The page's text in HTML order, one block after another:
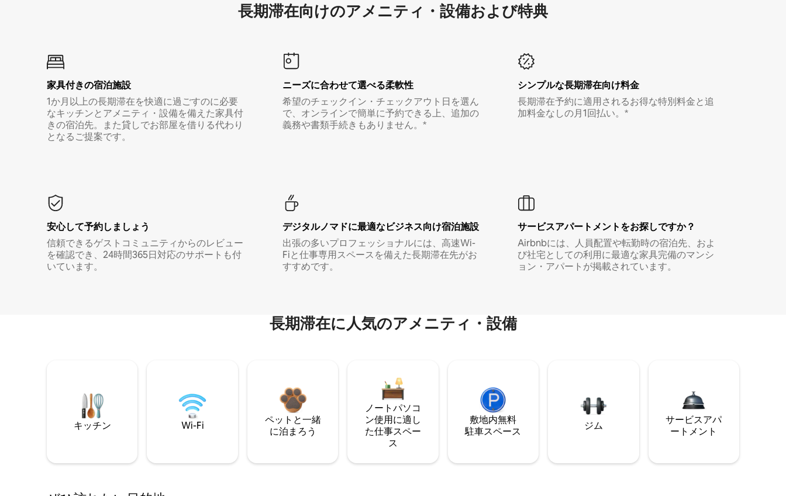
長期滞在向け⁠のア⁠メ⁠ニ⁠テ⁠ィ⁠・設⁠備⁠および特⁠典
家具付き⁠の宿⁠泊⁠施⁠設
1か月以上の長期滞在を快適に過ごすのに必要
なキッチンとアメニティ・設備を備えた家具付
きの宿泊先。また貸しでお部屋を借りる代わり
となるご提案です。
ニーズに合わせて選べる柔軟性
希望のチェックイン・チェックアウト日を選ん
で、オンラインで簡単に予約できる上、追加の
義務や書類手続きもありません。*
シンプルな長期滞在向け料金
長期滞在予約に適用されるお得な特別料金と追
加料金なしの月1回払い。*
安心して予約しましょう
信頼できるゲストコミュニティからのレビュー
を確認でき、24時間365日対応のサポートも付
いています。
デジタルノマド⁠に最⁠適⁠なビ⁠ジ⁠ネ⁠ス⁠向⁠け宿⁠泊⁠施⁠設
出張の多いプロフェッショナルには、高速Wi-
Fiと仕事専用スペースを備えた長期滞在先がお
すすめです。
サービスアパートメントをお探しですか？
Airbnbには、人員配置や転勤時の宿泊先、およ
び社宅としての利用に最適な家具完備のマンシ
ョン・アパートが掲載されています。
長期滞在に人気のアメニティ・設備
キッチン Wi-Fi
ペットと一緒
に泊まろう
ノートパソコ
ン使用に適し
た仕事スペー
ス
敷地内無料
駐⁠車ス⁠ペ⁠ー⁠ス
ジム
サービスアパ
ートメント